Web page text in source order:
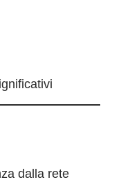
dalla rete